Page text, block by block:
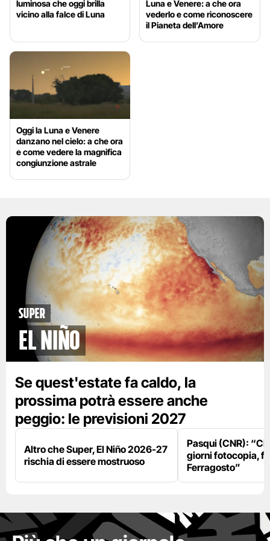
luminosa che oggi brilla
vicino alla falce di Luna
Luna e Venere: a che ora
vederlo e come riconoscere
il Pianeta dell’Amore
Oggi la Luna e Venere
danzano nel cielo: a che ora
e come vedere la magnifica
congiunzione astrale
Super
El Niño
Se quest'estate fa caldo, la
prossima potrà essere anche
peggio: le previsioni 2027
Altro che Super, El Niño 2026-27
rischia di essere mostruoso
Pasqui (CNR):
giorni fotocopia,
Ferragosto”